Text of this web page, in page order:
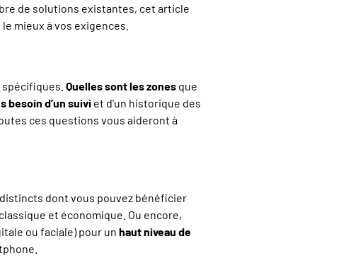
de solutions existantes, cet article
mieux à vos exigences.
Quelles sont les zones que
besoin d’un suivi et d’un historique des
ces questions vous aideront à
distincts dont vous pouvez bénéficier
et économique. Ou encore,
ou faciale) pour un haut niveau de